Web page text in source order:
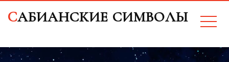
CАБИАНСКИЕ СИМВОЛЫ